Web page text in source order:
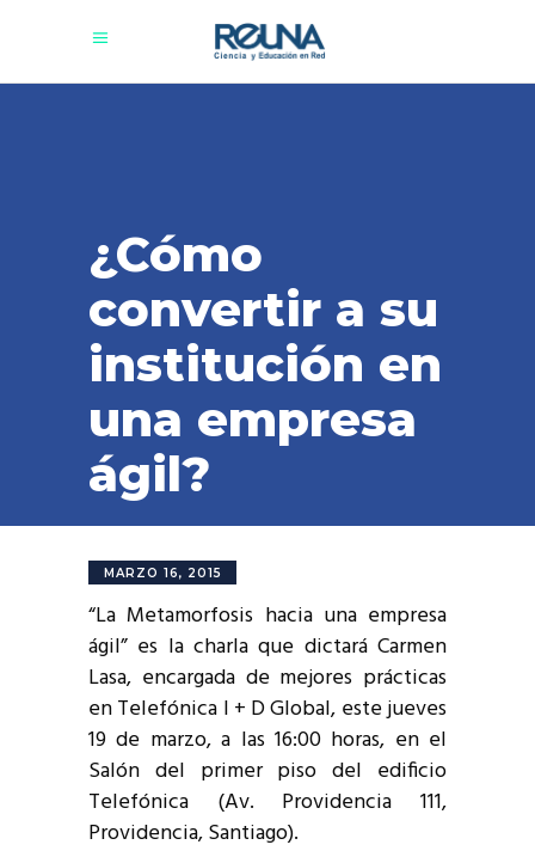
¿Cómo
convertir a su
institución en
una empresa
ágil?
MARZO 16, 2015
“La Metamorfosis hacia una empresa
ágil” es la charla que dictará Carmen
Lasa, encargada de mejores prácticas
en Telefónica I + D Global, este jueves
19 de marzo, a las 16:00 horas, en el
Salón del primer piso del edificio
Telefónica (Av. Providencia 111,
Providencia, Santiago).